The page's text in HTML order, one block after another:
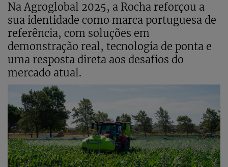
Na Agroglobal 2025, a Rocha reforçou a
sua identidade como marca portuguesa de
referência, com soluções em
demonstração real, tecnologia de ponta e
uma resposta direta aos desafios do
mercado atual.